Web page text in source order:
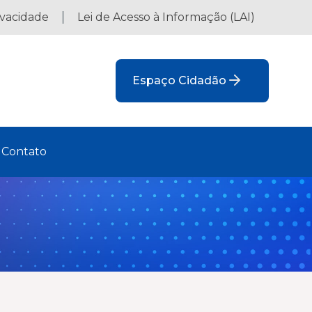
Lei de Acesso à Informação (LAI)
Espaço Cidadão
Contato